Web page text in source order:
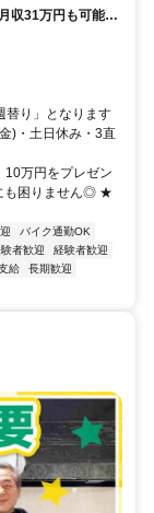
収31万円も可能◎
り」となります
)・土日休み・3直
万円をプレゼン
も困りません◎ ★
バイク通勤OK
者歓迎
経験者歓迎
給
長期歓迎